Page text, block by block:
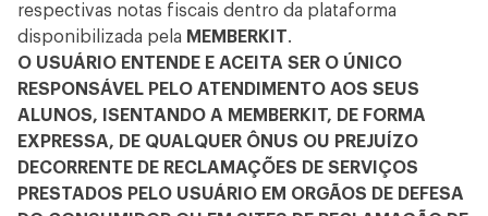
respectivas notas fiscais dentro da plataforma
disponibilizada pela MEMBERKIT.
O USUÁRIO ENTENDE E ACEITA SER O ÚNICO
RESPONSÁVEL PELO ATENDIMENTO AOS SEUS
ALUNOS, ISENTANDO A MEMBERKIT, DE FORMA
EXPRESSA, DE QUALQUER ÔNUS OU PREJUÍZO
DECORRENTE DE RECLAMAÇÕES DE SERVIÇOS
PRESTADOS PELO USUÁRIO EM ORGÃOS DE DEFESA